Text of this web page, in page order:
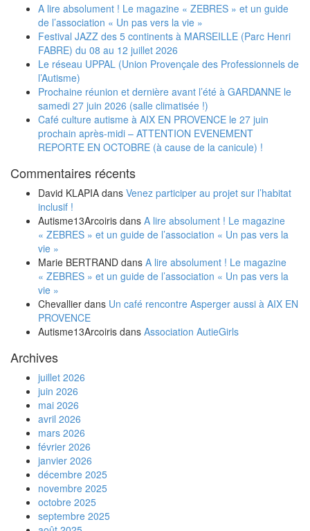
A lire absolument ! Le magazine « ZEBRES » et un guide
de l’association « Un pas vers la vie »
Festival JAZZ des 5 continents à MARSEILLE (Parc Henri
FABRE) du 08 au 12 juillet 2026
Le réseau UPPAL (Union Provençale des Professionnels de
l’Autisme)
Prochaine réunion et dernière avant l’été à GARDANNE le
samedi 27 juin 2026 (salle climatisée !)
Café culture autisme à AIX EN PROVENCE le 27 juin
prochain après-midi – ATTENTION EVENEMENT
REPORTE EN OCTOBRE (à cause de la canicule) !
Commentaires récents
David KLAPIA dans Venez participer au projet sur l’habitat
inclusif !
Autisme13Arcoiris dans A lire absolument ! Le magazine
« ZEBRES » et un guide de l’association « Un pas vers la
vie »
Marie BERTRAND dans A lire absolument ! Le magazine
« ZEBRES » et un guide de l’association « Un pas vers la
vie »
Chevallier dans Un café rencontre Asperger aussi à AIX EN
PROVENCE
Autisme13Arcoiris dans Association AutieGirls
Archives
juillet 2026
juin 2026
mai 2026
avril 2026
mars 2026
février 2026
janvier 2026
décembre 2025
novembre 2025
octobre 2025
septembre 2025